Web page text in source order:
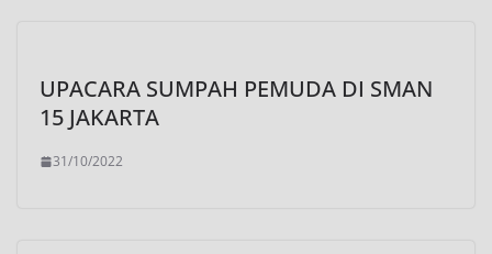
UPACARA SUMPAH PEMUDA DI SMAN
15 JAKARTA
31/10/2022